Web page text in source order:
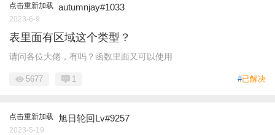
点击重新加载 autumnjay#1033
2023-6-9
表里面有区域这个类型？
请问各位大佬，有吗？函数里面又可以使用
#已解决
5677 1
点击重新加载 旭日轮回Lv#9257
2023-5-19